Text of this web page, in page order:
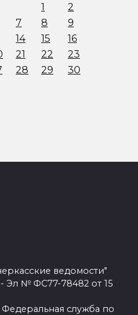
1
2
7 8
9
14 15
16
21 22
23
28 29
30
ведомости"
Эл № ФС77-78482 от 15
служба по